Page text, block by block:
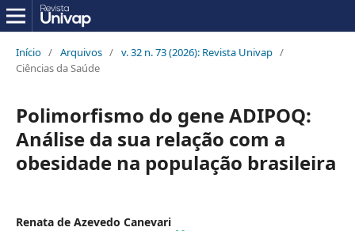
Início / Arquivos / v. 32 n. 73 (2026): Revista Univap /
Ciências da Saúde
Polimorfismo do gene ADIPOQ:
Análise da sua relação com a
obesidade na população brasileira
Renata de Azevedo Canevari